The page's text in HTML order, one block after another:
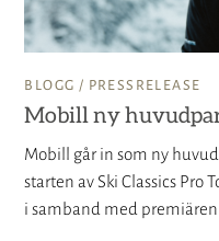
BLOGG / PRESSRELEASE
Mobill ny
Mobill går in som ny
starten av Ski Classics Pro
i samband med